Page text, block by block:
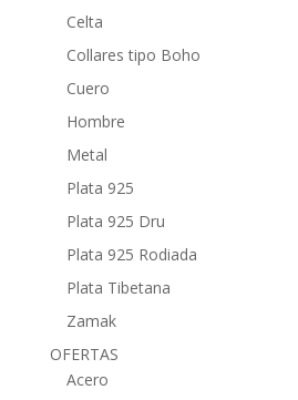
Celta
Collares tipo Boho
Cuero
Hombre
Metal
Plata 925
Plata 925 Dru
Plata 925 Rodiada
Plata Tibetana
Zamak
OFERTAS
Acero